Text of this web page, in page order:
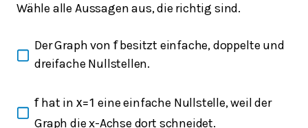
Wähle alle Aussagen aus, die richtig sind.
Der Graph von fbesitzt einfache, doppelte und
dreifache Nullstellen.
fhat in x=1 eine einfache Nullstelle, weil der
Graph die x-Achse dort schneidet.